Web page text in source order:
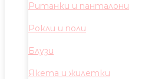
Ританки и панталони
Рокли и поли
Блузи
Якета и жилетки